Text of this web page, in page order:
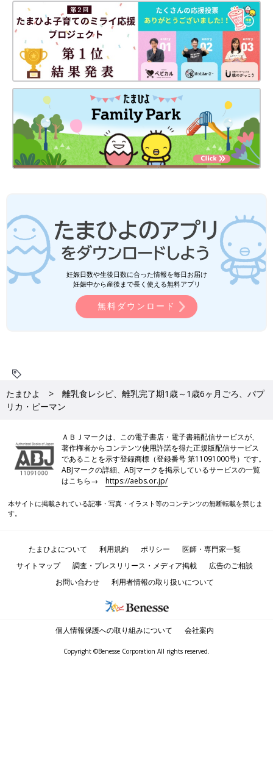
妊娠日数や生後日数に合った情報を毎日お届け
妊娠中から産後まで長く使える無料アプリ
無料ダウンロード
たまひよ
離乳食レシピ、離乳完了期1歳～1歳6ヶ月ごろ、パプ
リカ・ピーマン
ＡＢＪマークは、この電子書店・電子書籍配信サービスが、
著作権者からコンテンツ使用許諾を得た正規版配信サービス
であることを示す登録商標（登録番号 第11091000号）です。
ABJマークの詳細、ABJマークを掲示しているサービスの一覧
はこちら→https://aebs.or.jp/
本サイトに掲載されている記事・写真・イラスト等のコンテンツの無断転載を禁じま
す。
たまひよについて 利用規約 ポリシー
医師・専門家一覧
サイトマップ
調査・プレスリリース・メディア掲載
広告のご相談
お問い合わせ
利用者情報の取り扱いについて
個人情報保護への取り組みについて 会社案内
Copyright ©Benesse Corporation All rights reserved.